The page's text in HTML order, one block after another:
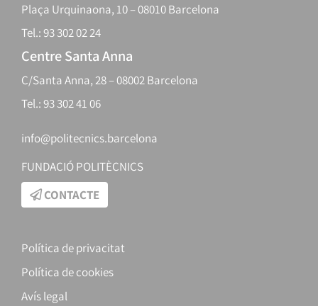
Plaça Urquinaona, 10 – 08010 Barcelona
Tel.: 93 302 02 24
Centre Santa Anna
C/Santa Anna, 28 – 08002 Barcelona
Tel.: 93 302 41 06
info@politecnics.barcelona
FUNDACIÓ POLITÈCNICS
CONTACTE
Política de privacitat
Política de cookies
Avís legal